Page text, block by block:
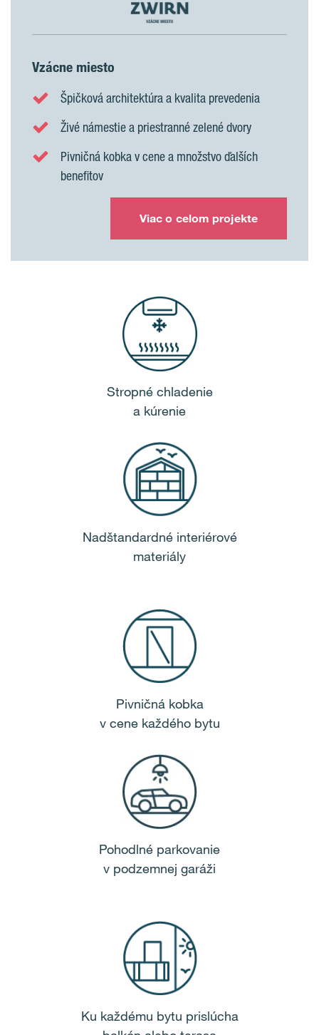
Vzácne miesto
Špičková architektúra a kvalita prevedenia
Živé námestie a priestranné zelené dvory
Pivničná kobka v cene a množstvo ďalších
benefitov
Viac o celom projekte
Stropné chladenie
a kúrenie
Nadštandardné interiérové
materiály
Pivničná kobka
v cene každého bytu
Pohodlné parkovanie
v podzemnej garáži
Ku každému bytu prislúcha